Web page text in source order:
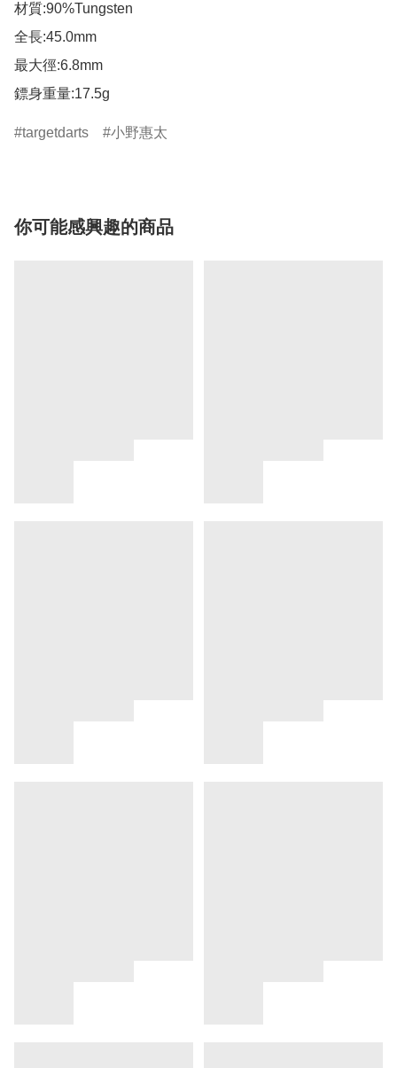
材質:90%Tungsten
全長:45.0mm
最大徑:6.8mm
鏢身重量:17.5g
targetdarts 小野惠太
你可能感興趣的商品